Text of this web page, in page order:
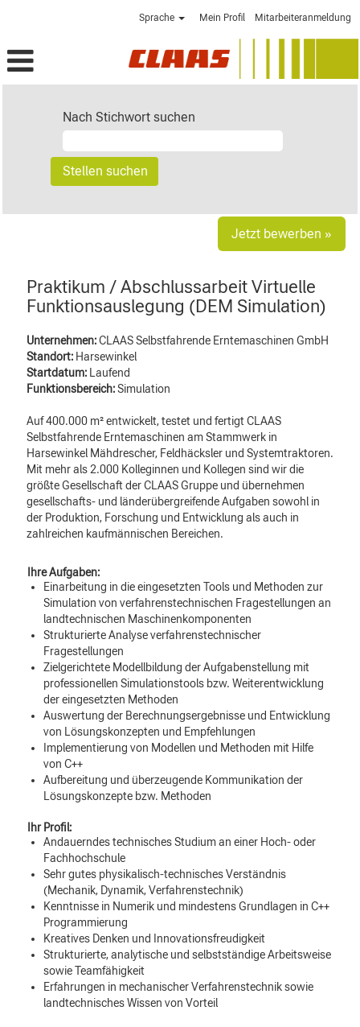
Sprache Mein Profil Mitarbeiteranmeldung
Nach Stichwort suchen
Jetzt bewerben »
Praktikum / Abschlussarbeit Virtuelle
Funktionsauslegung (DEM Simulation)
Unternehmen:CLAAS Selbstfahrende Erntemaschinen GmbH
Standort: Harsewinkel
Startdatum: Laufend
Funktionsbereich:Simulation
Auf 400.000 m² entwickelt, testet und fertigt CLAAS
Selbstfahrende Erntemaschinen am Stammwerk in
Harsewinkel Mähdrescher, Feldhäcksler und Systemtraktoren.
Mit mehr als 2.000 Kolleginnen und Kollegen sind wir die
größte Gesellschaft der CLAAS Gruppe und übernehmen
gesellschafts- und länderübergreifende Aufgaben sowohl in
der Produktion, Forschung und Entwicklung als auch in
zahlreichen kaufmännischen Bereichen.
Ihre Aufgaben:
Einarbeitung in die eingesetzten Tools und Methoden zur
Simulation von verfahrenstechnischen Fragestellungen an
landtechnischen Maschinenkomponenten
Strukturierte Analyse verfahrenstechnischer
Fragestellungen
Zielgerichtete Modellbildung der Aufgabenstellung mit
professionellen Simulationstools bzw. Weiterentwicklung
der eingesetzten Methoden
Auswertung der Berechnungsergebnisse und Entwicklung
von Lösungskonzepten und Empfehlungen
Implementierung von Modellen und Methoden mit Hilfe
von C++
Aufbereitung und überzeugende Kommunikation der
Lösungskonzepte bzw. Methoden
Ihr Profil:
Andauerndes technisches Studium an einer Hoch- oder
Fachhochschule
Sehr gutes physikalisch-technisches Verständnis
(Mechanik, Dynamik, Verfahrenstechnik)
Kenntnisse in Numerik und mindestens Grundlagen in C++
Programmierung
Kreatives Denken und Innovationsfreudigkeit
Strukturierte, analytische und selbstständige Arbeitsweise
sowie Teamfähigkeit
Erfahrungen in mechanischer Verfahrenstechnik sowie
landtechnisches Wissen von Vorteil